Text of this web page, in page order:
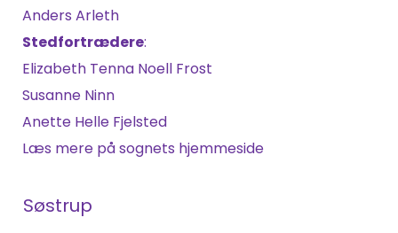
Anders Arleth
Stedfortrædere:
Elizabeth Tenna Noell Frost
Susanne Ninn
Anette Helle Fjelsted
Læs mere på sognets hjemmeside
Søstrup